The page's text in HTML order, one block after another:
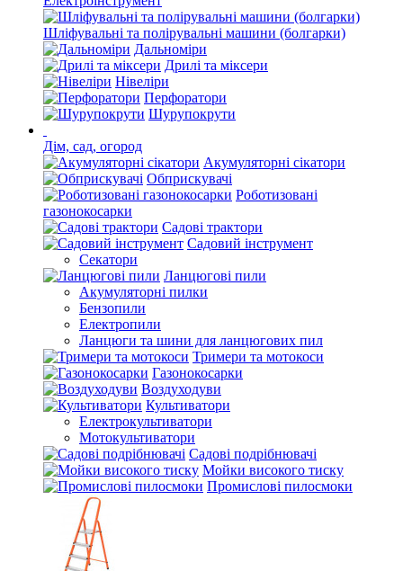
Шліфувальні та полірувальні машини (болгарки)
Дальноміри
Дрилі та міксери
Нівеліри
Перфоратори
Шурупокрути
Дім, сад, огород
Акумуляторні сікатори
Обприскувачі
Роботизовані
газонокосарки
Садові трактори
Садовий інструмент
Секатори
Ланцюгові пили
Акумуляторні пилки
Бензопили
Електропили
Ланцюги та шини для ланцюгових пил
Тримери та мотокоси
Газонокосарки
Воздуходуви
Культиватори
Електрокультиватори
Мотокультиватори
Садові подрібнювачі
Мойки високого тиску
Промислові пилосмоки